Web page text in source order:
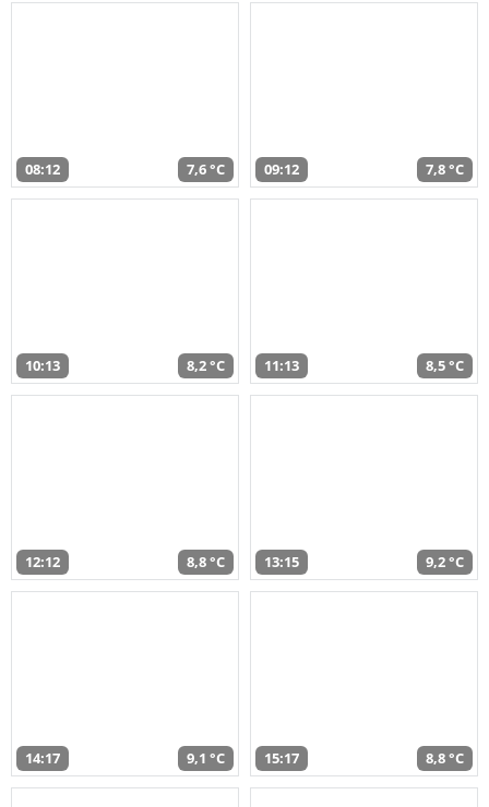
08:12 7,6 °C 09:12 7,8 °C
10:13 8,2 °C 11:13 8,5 °C
12:12 8,8 °C 13:15 9,2 °C
14:17 9,1 °C 15:17 8,8 °C